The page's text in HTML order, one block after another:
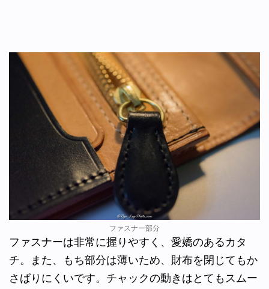
ファスナー部分
ファスナーは非常に握りやすく、愛嬌のあるカタ
チ。また、もち部分は薄いため、財布を閉じてもか
さばりにくいです。チャックの動きはとてもスムー